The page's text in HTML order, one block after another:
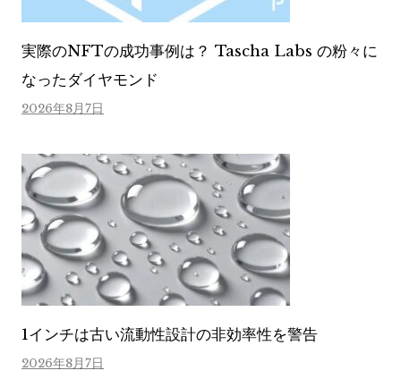
実際のNFTの成功事例は？ Tascha Labs の粉々に
なったダイヤモンド
2026年8月7日
1インチは古い流動性設計の非効率性を警告
2026年8月7日